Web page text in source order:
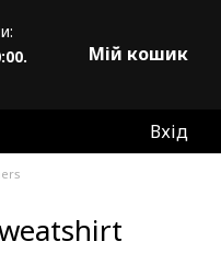
Мій кошик
Вхід